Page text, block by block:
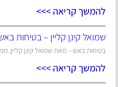
להמשך קריאה >>>
שמואל קינן קליין – בטיחות
בטיחות באש – מאת שמואל קינן קליין,
להמשך קריאה >>>